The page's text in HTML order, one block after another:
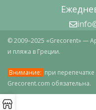
© 2009–2025 «Grecorent» —
и пляжа в Греции.
Внимание: при
Grecorent.com обязательна.